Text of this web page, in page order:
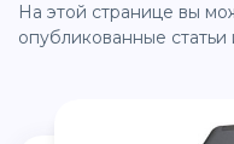
На этой странице вы можете просмотреть все наши
опубликованные